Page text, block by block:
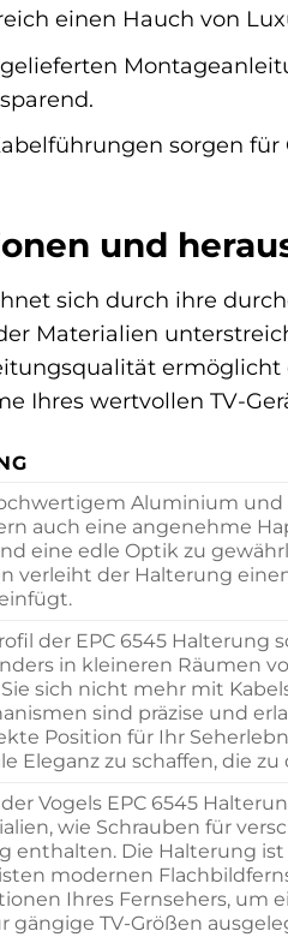
einen Hauch von
sorgen
und
sich durch ihre
Materialien
Ihres wertvollen TV-
Aluminium
auch eine angenehme
eine edle Optik zu
verleiht der Halterung
der EPC 6545
in kleineren Räumen
Sie sich nicht mehr mit
sind präzise und
Position für Ihr
Eleganz zu schaffen, die
Vogels EPC 6545
wie Schrauben für
enthalten. Die Halterung
modernen
Ihres Fernsehers, um
gängige TV-Größen